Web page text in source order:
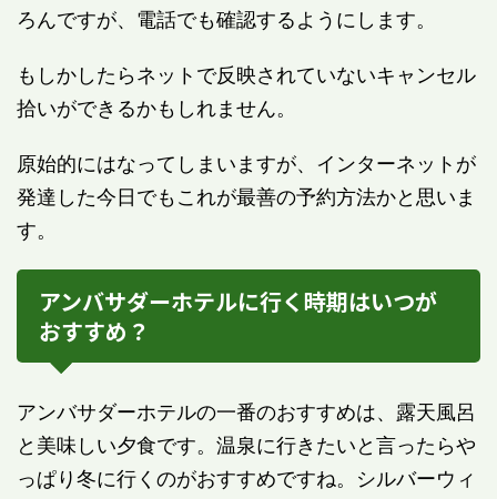
ろんですが、電話でも確認するようにします。
もしかしたらネットで反映されていないキャンセル
拾いができるかもしれません。
原始的にはなってしまいますが、インターネットが
発達した今日でもこれが最善の予約方法かと思いま
す。
アンバサダーホテルに行く時期はいつが
おすすめ？
アンバサダーホテルの一番のおすすめは、露天風呂
と美味しい夕食です。温泉に行きたいと言ったらや
っぱり冬に行くのがおすすめですね。シルバーウィ